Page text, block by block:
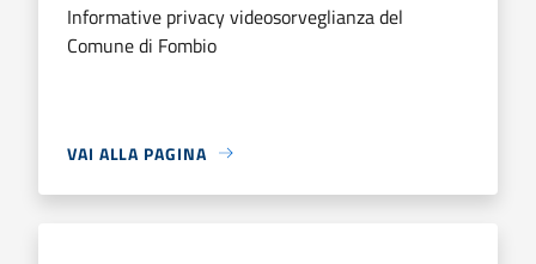
Informative privacy videosorveglianza del
Comune di Fombio
VAI ALLA PAGINA